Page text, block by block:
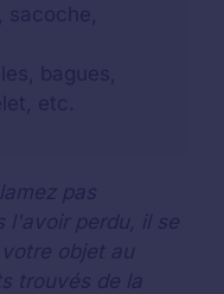
bagues,
etc.
pas
l'avoir perdu, il se
objet au
trouvés de la